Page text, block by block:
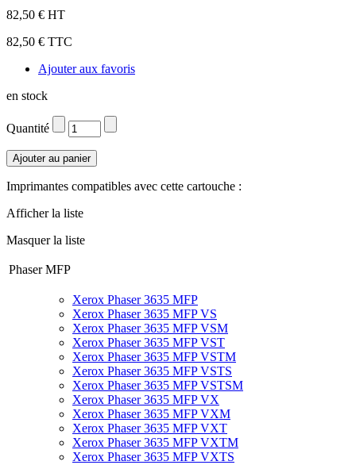
82,50 € HT
82,50 € TTC
Ajouter aux favoris
en stock
Quantité
Imprimantes compatibles avec cette cartouche :
Afficher la liste
Masquer la liste
Phaser MFP
Xerox Phaser 3635 MFP
Xerox Phaser 3635 MFP VS
Xerox Phaser 3635 MFP VSM
Xerox Phaser 3635 MFP VST
Xerox Phaser 3635 MFP VSTM
Xerox Phaser 3635 MFP VSTS
Xerox Phaser 3635 MFP VSTSM
Xerox Phaser 3635 MFP VX
Xerox Phaser 3635 MFP VXM
Xerox Phaser 3635 MFP VXT
Xerox Phaser 3635 MFP VXTM
Xerox Phaser 3635 MFP VXTS